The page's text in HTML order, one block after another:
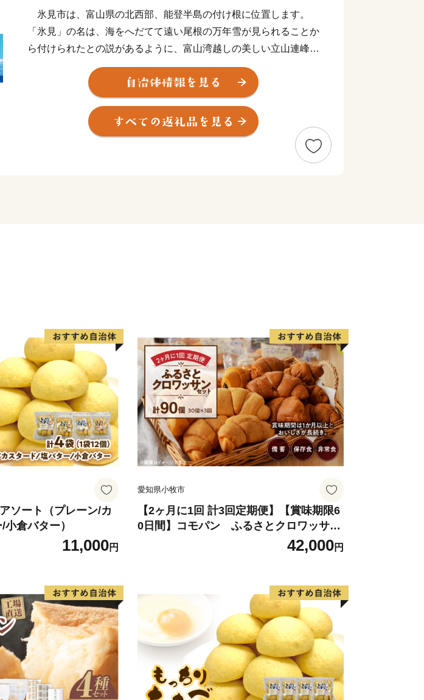
氷見市は、富山県の北西部、能登半島の付け根に位置します。
「氷見」の名は、海をへだてて遠い尾根の万年雪が見られることか
ら付けられたとの説があるように、富山湾越しの美しい立山連峰の
景色でご存知の方も多くいらっしゃると思います。2016年に開業
した北陸新幹線「新高岡駅」から、城端駅・氷見線に乗り継いで終
着駅「氷見駅｣へ至る海岸線沿いの車窓からの眺めは、鉄道ファン
ならずとも一度はご覧いただきたい風景です。
富山湾は「天然の生け簀」と称されるほど多種多様な魚介類が一
年を通じて水揚げされます。また、氷見が発祥の地である越中式定
ソート（プレーン/カ
倉バター）
11,000円
愛知県小牧市
【2ヶ月に1回 計3回定期便】【賞味期限6
0日間】コモパン ふるさとクロワッサン
セット（計90個）／災害用備蓄 保存食 非
42,000円